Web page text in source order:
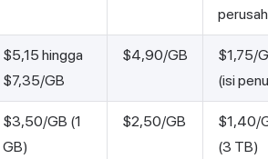
$5,15 hingga
$7,35/GB
$4,90/GB
$1,75/
(isi
$3,50/GB (1
GB)
$2,50/GB
$1,40/
(3 TB)